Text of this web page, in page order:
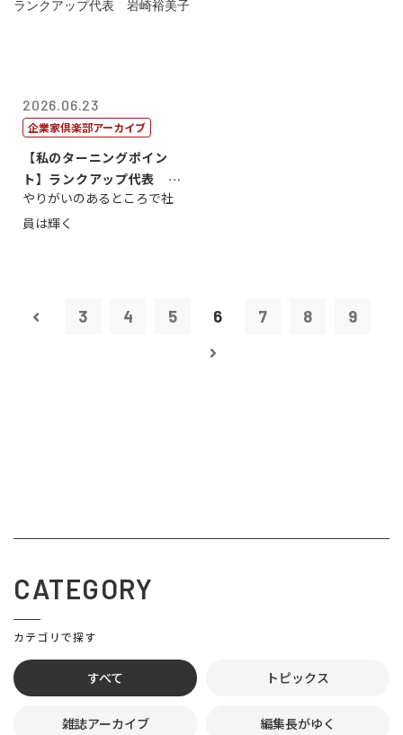
2026.06.23
企業家倶楽部アーカイブ
【私のターニングポイン
ト】ランクアップ代表 岩
崎裕美子
やりがいのあるところで社
員は輝く
3 4 5 6 7 8 9
CATEGORY
カテゴリで探す
すべて トピックス
雑誌アーカイブ 編集長がゆく